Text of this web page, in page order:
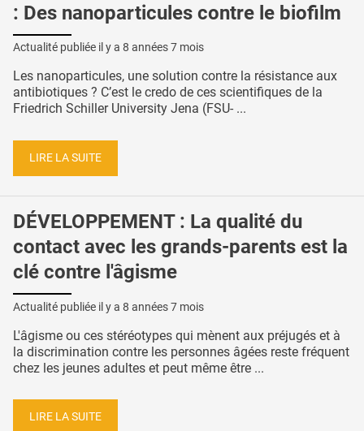
: Des nanoparticules contre le biofilm
Actualité publiée il y a 8 années 7 mois
Les nanoparticules, une solution contre la résistance aux
antibiotiques ? C’est le credo de ces scientifiques de la
Friedrich Schiller University Jena (FSU- ...
LIRE LA SUITE
DÉVELOPPEMENT : La qualité du
contact avec les grands-parents est la
clé contre l'âgisme
Actualité publiée il y a 8 années 7 mois
L'âgisme ou ces stéréotypes qui mènent aux préjugés et à
la discrimination contre les personnes âgées reste fréquent
chez les jeunes adultes et peut même être ...
LIRE LA SUITE